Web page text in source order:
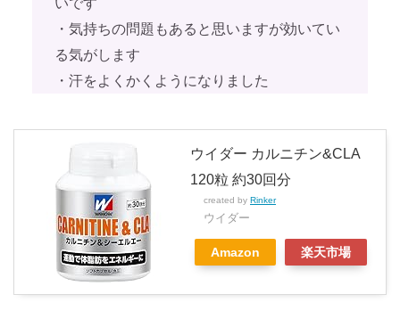
・気持ちの問題もあると思いますが効いてい
る気がします
・汗をよくかくようになりました
ウイダー カルニチン&CLA
120粒 約30回分
created by Rinker
ウイダー
Amazon 楽天市場